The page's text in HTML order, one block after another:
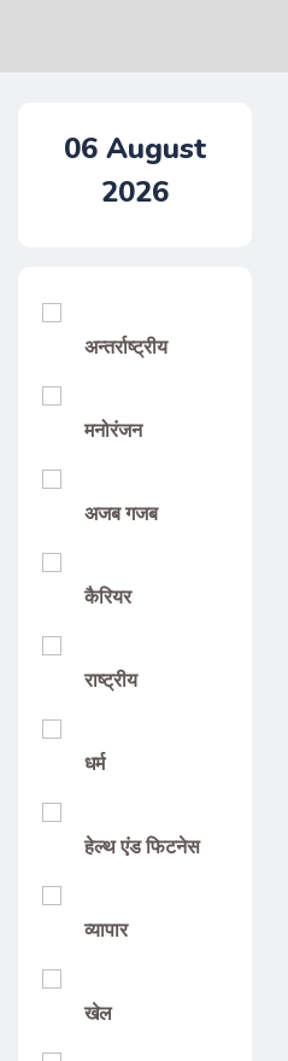
06 August
2026
अन्तर्राष्ट्रीय
मनोरंजन
अजब गजब
कैरियर
राष्ट्रीय
धर्म
हेल्थ एंड फिटनेस
व्यापार
खेल